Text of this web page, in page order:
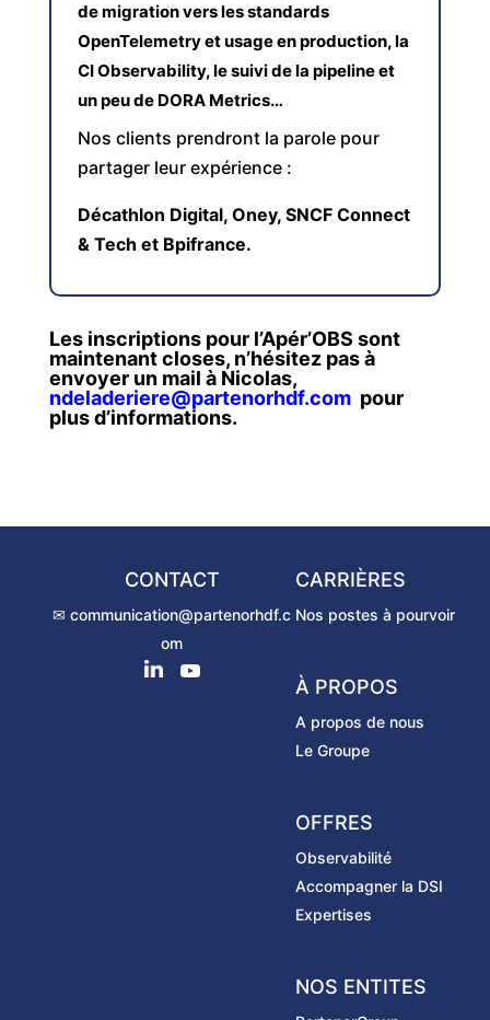
de migration vers les standards
OpenTelemetry et usage en production, la
CI Observability, le suivi de la pipeline et
un peu de DORA Metrics…
Nos clients prendront la parole pour
partager leur expérience :
Décathlon Digital, Oney, SNCF Connect
& Tech et Bpifrance.
Les inscriptions pour l’Apér’OBS sont
maintenant closes, n’hésitez pas à
envoyer un mail à Nicolas,
ndeladeriere@partenorhdf.compour
plus d’informations.
CONTACT
✉ communication@partenorhdf.c
om
CARRIÈRES
Nos postes à pourvoir
À PROPOS
A propos de nous
Le Groupe
OFFRES
Observabilité
Accompagner la DSI
Expertises
NOS ENTITES